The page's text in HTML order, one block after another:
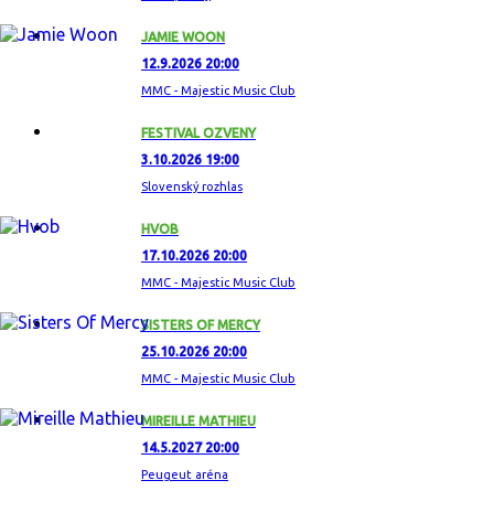
JAMIE WOON
12.9.2026 20:00
MMC - Majestic Music Club
FESTIVAL OZVENY
3.10.2026 19:00
Slovenský rozhlas
HVOB
17.10.2026 20:00
MMC - Majestic Music Club
SISTERS OF MERCY
25.10.2026 20:00
MMC - Majestic Music Club
MIREILLE MATHIEU
14.5.2027 20:00
Peugeut aréna